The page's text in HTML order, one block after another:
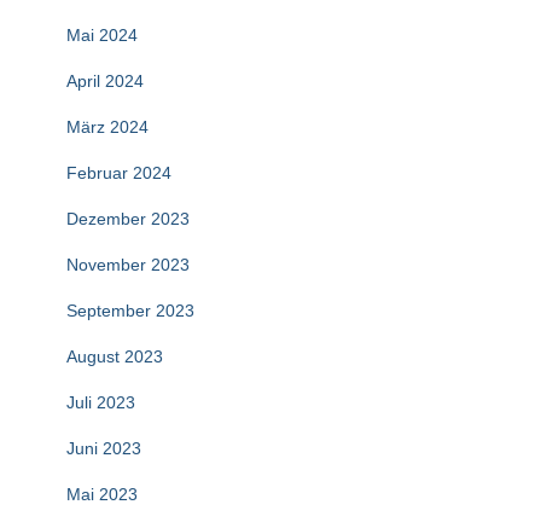
Mai 2024
April 2024
März 2024
Februar 2024
Dezember 2023
November 2023
September 2023
August 2023
Juli 2023
Juni 2023
Mai 2023